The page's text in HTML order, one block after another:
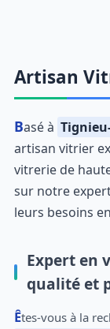
Artisan
Basé à
artisan vitrier
vitrerie de
sur notre
leurs besoins
Expert en
qualité et
Êtes-vous à la